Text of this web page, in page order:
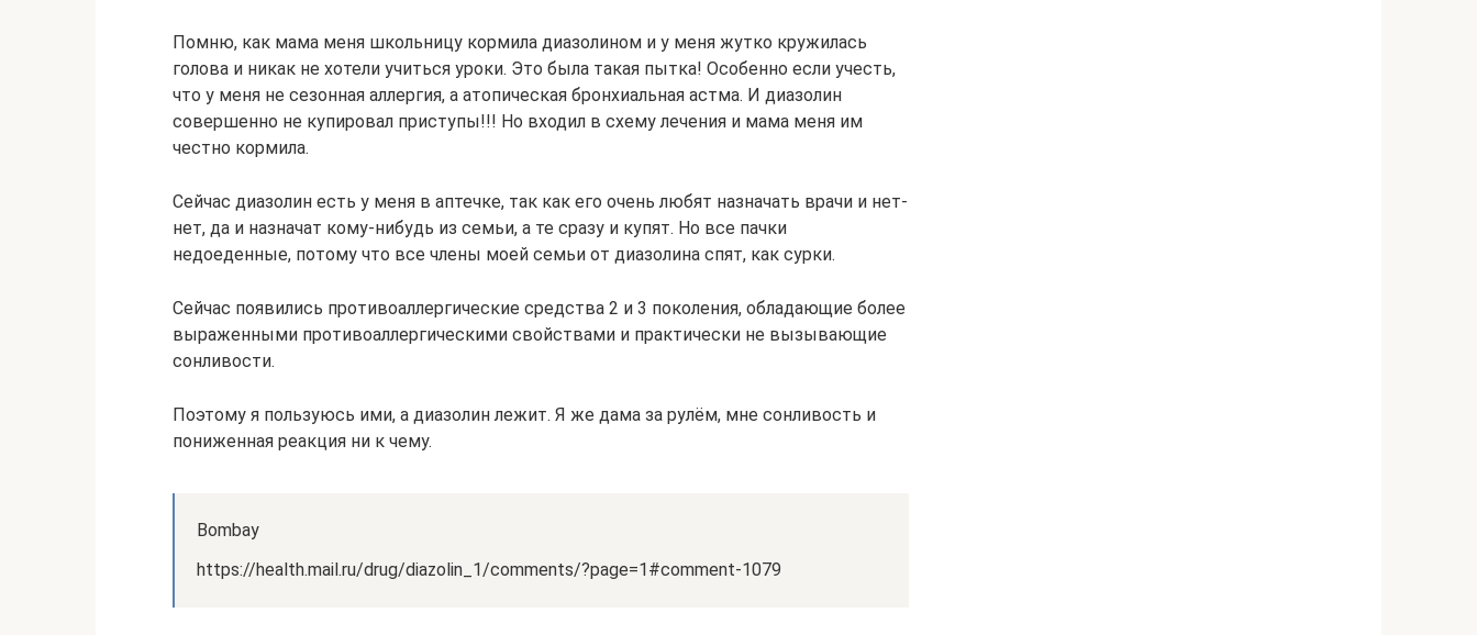
Помню, как мама меня школьницу кормила диазолином и у меня жутко кружилась
голова и никак не хотели учиться уроки. Это была такая пытка! Особенно если учесть,
что у меня не сезонная аллергия, а атопическая бронхиальная астма. И диазолин
совершенно не купировал приступы!!! Но входил в схему лечения и мама меня им
честно кормила.
Сейчас диазолин есть у меня в аптечке, так как его очень любят назначать врачи и нет-
нет, да и назначат кому-нибудь из семьи, а те сразу и купят. Но все пачки
недоеденные, потому что все члены моей семьи от диазолина спят, как сурки.
Сейчас появились противоаллергические средства 2 и 3 поколения, обладающие более
выраженными противоаллергическими свойствами и практически не вызывающие
сонливости.
Поэтому я пользуюсь ими, а диазолин лежит. Я же дама за рулём, мне сонливость и
пониженная реакция ни к чему.
Bombay
https://health.mail.ru/drug/diazolin_1/comments/?page=1#comment-1079